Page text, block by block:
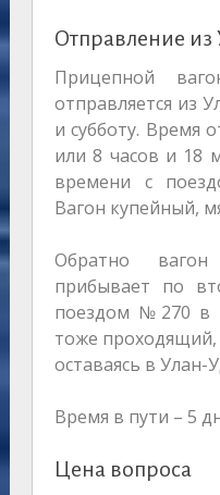
Отправление из
Прицепной
отправляется из
и субботу. Время
или 8 часов и 18
времени с
Вагон купейный,
Обратно
прибывает по
поездом №270 в
тоже проходящий,
оставаясь в Улан-
Время в пути – 5
Цена вопроса